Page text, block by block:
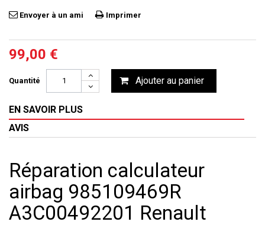
Envoyer à un ami Imprimer
99,00 €
Quantité Ajouter au panier
EN SAVOIR PLUS
AVIS
Réparation calculateur
airbag 985109469R
A3C00492201 Renault